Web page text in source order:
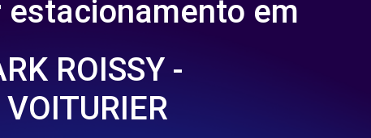
estacionamento em
ROISSY -